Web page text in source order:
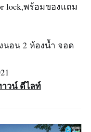
lock,พร้อมของแถม
นอน 2 ห้องน้ำ จอด
วน์ ดีไลท์